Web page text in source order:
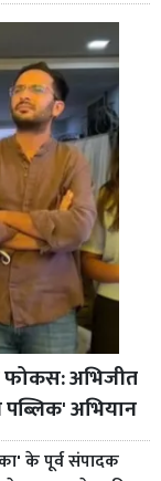
फोकस: अभिजीत
पब्लिक' अभियान
के पूर्व संपादक